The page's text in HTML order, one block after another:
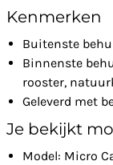
Kenmerken
Buitenste
Binnenste
rooster,
Geleverd met
Je bekijkt
Model: Micro